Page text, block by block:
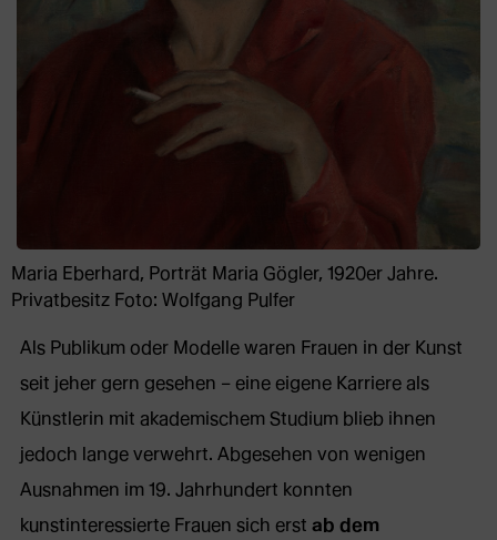
Maria Eberhard, Porträt Maria Gögler, 1920er Jahre.
Privatbesitz Foto: Wolfgang Pulfer
Als Publikum oder Modelle waren Frauen in der Kunst
seit jeher gern gesehen – eine eigene Karriere als
Künstlerin mit akademischem Studium blieb ihnen
jedoch lange verwehrt. Abgesehen von wenigen
Ausnahmen im 19. Jahrhundert konnten
kunstinteressierte Frauen sich erst ab dem